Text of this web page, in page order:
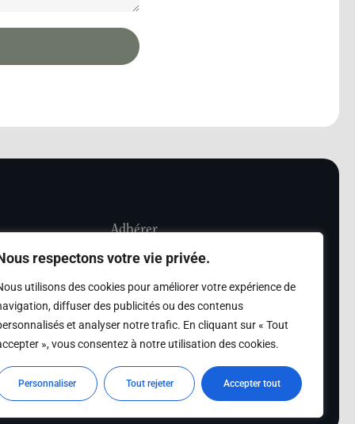
respectons votre vie privée.
utilisons des cookies pour améliorer votre expérience de
diffuser des publicités ou des contenus
et analyser notre trafic. En cliquant sur « Tout
», vous consentez à notre utilisation des cookies.
Personnaliser Tout rejeter Accepter tout
Les Amis de
de la
archives des Amis
Adhérer
Adhésion